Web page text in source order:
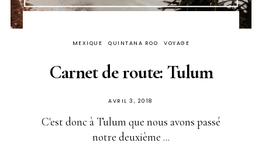
MEXIQUE QUINTANA ROO VOYAGE
Carnet de route: Tulum
PUBLIÉ
SUR
AVRIL 3, 2018
C'est donc à Tulum que nous avons passé
notre deuxième ...